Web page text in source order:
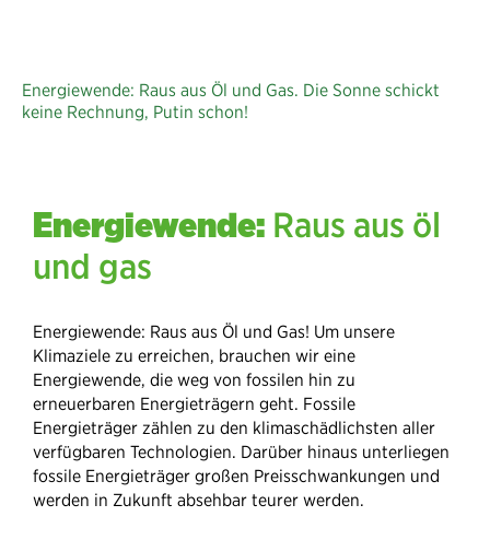
Energiewende: Raus aus Öl und Gas. Die Sonne schickt
keine Rechnung, Putin schon!
Energiewende: Raus aus öl
und gas
Energiewende: Raus aus Öl und Gas! Um unsere
Klimaziele zu erreichen, brauchen wir eine
Energiewende, die weg von fossilen hin zu
erneuerbaren Energieträgern geht. Fossile
Energieträger zählen zu den klimaschädlichsten aller
verfügbaren Technologien. Darüber hinaus unterliegen
fossile Energieträger großen Preisschwankungen und
werden in Zukunft absehbar teurer werden.